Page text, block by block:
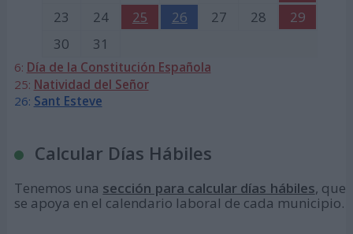
23
24 25 26 27 28
29
30
31
6: Día de la Constitución Española
25: Natividad del Señor
26: Sant Esteve
Calcular Días Hábiles
Tenemos una sección para calcular días hábiles, que
se apoya en el calendario laboral de cada municipio.